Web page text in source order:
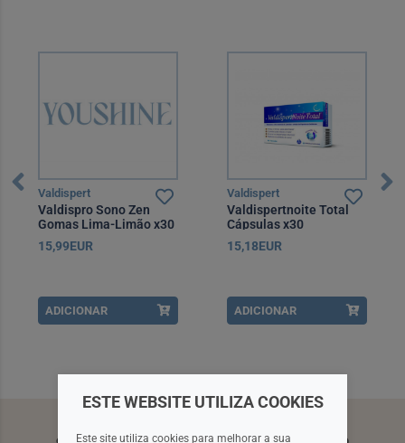
Valdispert
Valdispro Sono Zen
Gomas Lima-Limão x30
15,99EUR
ADICIONAR
Valdispert
Valdispertnoite Total
Cápsulas x30
15,18EUR
ADICIONAR
ESTE WEBSITE UTILIZA COOKIES
Este site utiliza cookies para melhorar a sua